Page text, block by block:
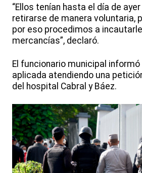
“Ellos tenían hasta el día de
retirarse de manera voluntaria,
por eso procedimos a
mercancías”, declaró.
El funcionario municipal
aplicada atendiendo una
del hospital Cabral y Báez.